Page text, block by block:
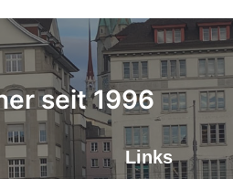
seit 1996
Links